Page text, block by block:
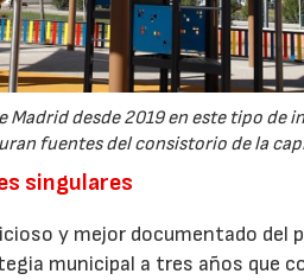
desde 2019 en este tipo de
fuentes del consistorio de la
singulares
y mejor documentado del
municipal a tres años que